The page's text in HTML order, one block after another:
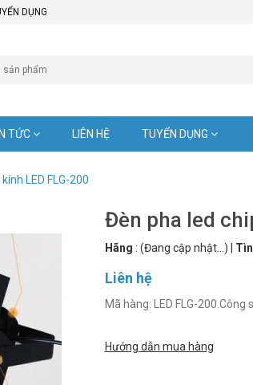
DỤNG
TỨC LIÊN HỆ TUYỂN DỤNG
LED FLG-200
Đèn pha led
Hãng : (Đang cập nhật...)
Liên hệ
Hướng dẫn mua hàng